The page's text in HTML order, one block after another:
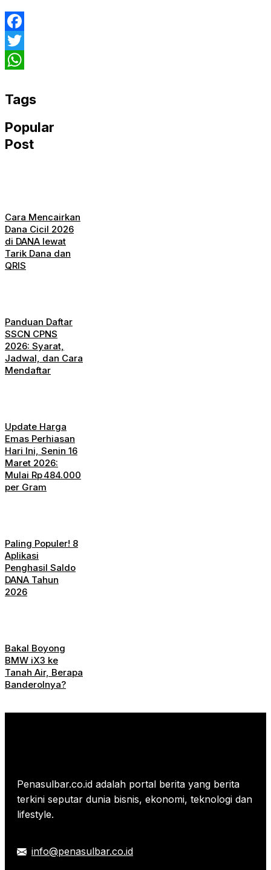
Facebook
Twitter
Tags
Popular
Post
Cara Mencairkan
Dana Cicil 2026
di DANA lewat
Tarik Dana dan
QRIS
Panduan Daftar
SSCN CPNS
2026: Syarat,
Jadwal, dan Cara
Mendaftar
Update Harga
Emas Perhiasan
Hari Ini, Senin 16
Maret 2026:
Mulai Rp 484.000
per Gram
Paling Populer! 8
Aplikasi
Penghasil Saldo
DANA Tahun
2026
Bakal Boyong
BMW iX3 ke
Tanah Air, Berapa
Banderolnya?
Penasulbar.co.id adalah portal berita yang berita
terkini seputar dunia bisnis, ekonomi, teknologi dan
lifestyle.
info@penasulbar.co.id